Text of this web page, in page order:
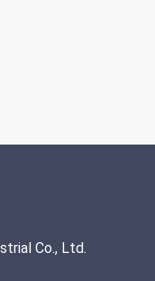
Co., Ltd.